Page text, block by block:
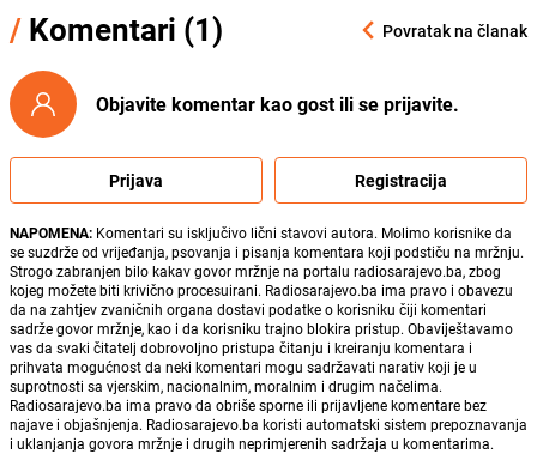
/ Komentari (1) Povratak na članak
Objavite komentar kao gost ili se prijavite.
Prijava Registracija
NAPOMENA: Komentari su isključivo lični stavovi autora. Molimo korisnike da
se suzdrže od vrijeđanja, psovanja i pisanja komentara koji podstiču na mržnju.
Strogo zabranjen bilo kakav govor mržnje na portalu radiosarajevo.ba, zbog
kojeg možete biti krivično procesuirani. Radiosarajevo.ba ima pravo i obavezu
da na zahtjev zvaničnih organa dostavi podatke o korisniku čiji komentari
sadrže govor mržnje, kao i da korisniku trajno blokira pristup. Obaviještavamo
vas da svaki čitatelj dobrovoljno pristupa čitanju i kreiranju komentara i
prihvata mogućnost da neki komentari mogu sadržavati narativ koji je u
suprotnosti sa vjerskim, nacionalnim, moralnim i drugim načelima.
Radiosarajevo.ba ima pravo da obriše sporne ili prijavljene komentare bez
najave i objašnjenja. Radiosarajevo.ba koristi automatski sistem prepoznavanja
i uklanjanja govora mržnje i drugih neprimjerenih sadržaja u komentarima.